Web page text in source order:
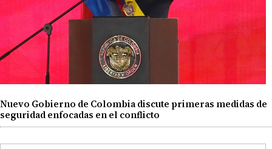
Nuevo Gobierno de Colombia discute primeras medidas de
seguridad enfocadas en el conflicto